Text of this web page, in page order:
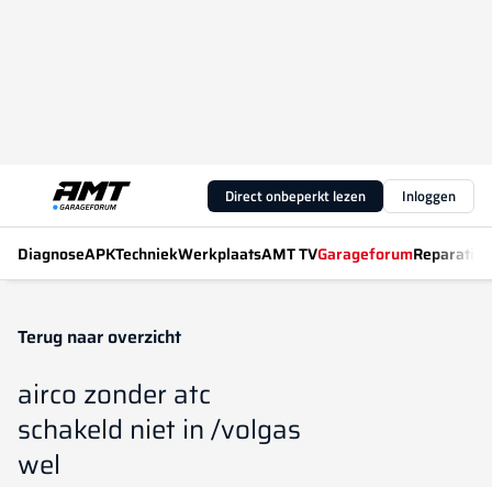
Direct onbeperkt lezen Inloggen
DiagnoseAPKTechniekWerkplaatsAMT TVGarageforum
Terug naar overzicht
airco zonder atc
schakeld niet in /volgas
wel